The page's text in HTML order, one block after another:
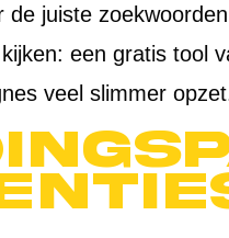
juiste
een gratis tool
veel slimmer